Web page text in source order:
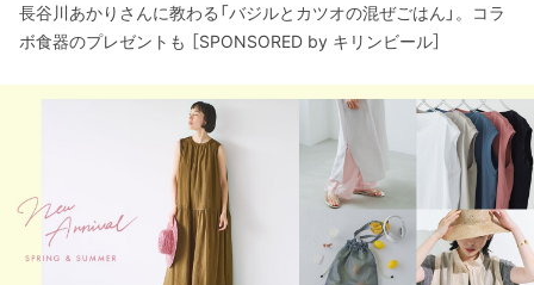
長谷川あかりさんに教わる「バジルとカツオの混ぜごはん」。コラ
ボ食器のプレゼントも ［SPONSORED by キリンビール］